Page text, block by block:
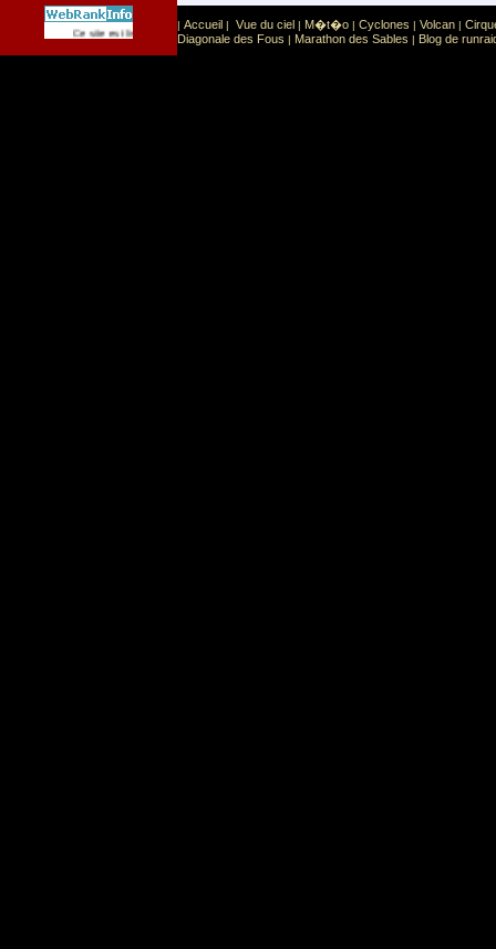
Ce site est list� dans la cat�gorie Sport Sports extr�mes
| Accueil | Vue du ciel | M�t�o | Cyclones | Volcan |
Diagonale des Fous | Marathon des Sables | Blog de